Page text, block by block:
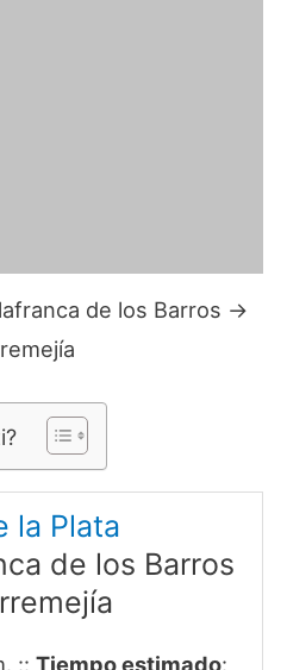
de los Barros →
la Plata
de los Barros
:: Tiempo estimado: